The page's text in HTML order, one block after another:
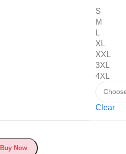
S
M
L
XL
XXL
3XL
4XL
Clear
Buy Now